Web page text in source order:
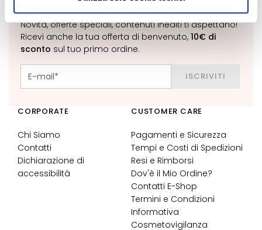
e
e
d
E
o
i
n
t
i
ISCRIVITI ALLA NEWSLETTER
Novità, offerte speciali, contenuti inediti ti aspettano!
Ricevi anche la tua offerta di benvenuto, 10€ di
sconto sul tuo primo ordine.
ISCRIVITI
CORPORATE
Chi Siamo
Contatti
Dichiarazione di
accessibilità
CUSTOMER CARE
Pagamenti e Sicurezza
Tempi e Costi di Spedizioni
Resi e Rimborsi
Dov'è il Mio Ordine?
Contatti E-Shop
Termini e Condizioni
Informativa
Cosmetovigilanza